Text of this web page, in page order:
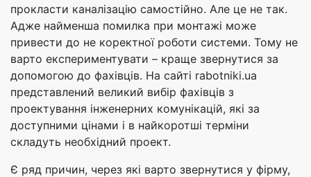
прокласти каналізацію самостійно. Але це не так.
Адже найменша помилка при монтажі може
привести до не коректної роботи системи. Тому не
варто експериментувати – краще звернутися за
допомогою до фахівців. На сайті rabotniki.ua
представлений великий вибір фахівців з
проектування інженерних комунікацій, які за
доступними цінами і в найкоротші терміни
складуть необхідний проект.
Є ряд причин, через які варто звернутися у фірму,